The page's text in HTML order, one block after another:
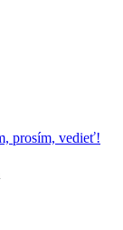
prosím, vedieť!